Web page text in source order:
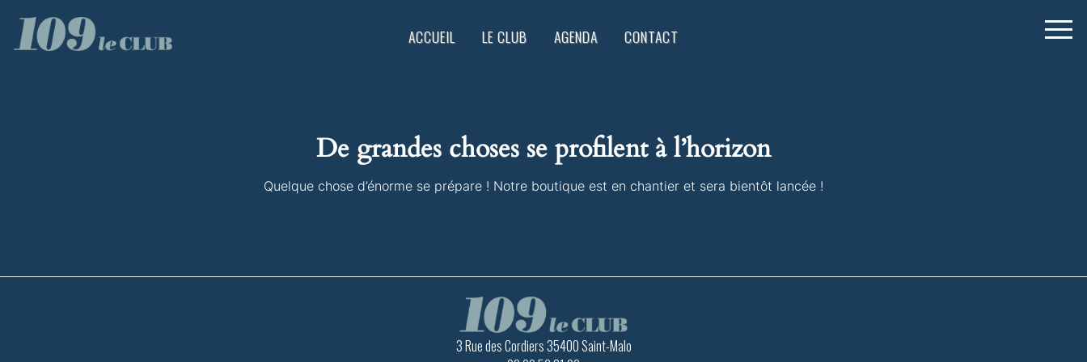
ACCUEIL LE CLUB AGENDA CONTACT
De grandes choses se profilent à l’horizon
Quelque chose d’énorme se prépare ! Notre boutique est en chantier et sera bientôt lancée !
3 Rue des Cordiers 35400 Saint-Malo